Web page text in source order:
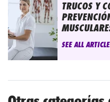
TRUCOS Y
SEE ALL